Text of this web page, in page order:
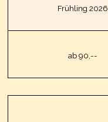
Frühling 2026
ab 90,--